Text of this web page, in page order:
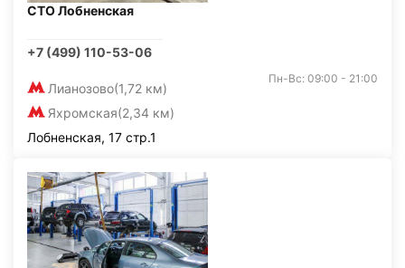
СТО Лобненская
+7 (499) 110-53-06
Лианозово(1,72 км)
Яхромская(2,34 км)
Пн-Вс: 09:00 - 21:00
Лобненская, 17 стр.1